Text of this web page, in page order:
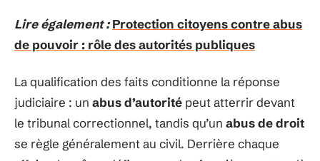
Lire également : Protection citoyens contre abus
de pouvoir : rôle des autorités publiques
La qualification des faits conditionne la réponse
judiciaire : un abus d’autorité peut atterrir devant
le tribunal correctionnel, tandis qu’un abus de droit
se règle généralement au civil. Derrière chaque